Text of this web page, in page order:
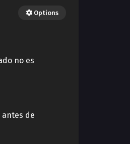
Options
no es
antes de